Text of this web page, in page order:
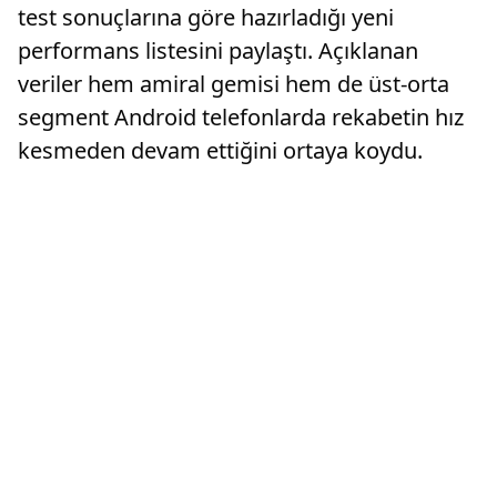
test sonuçlarına göre hazırladığı yeni
performans listesini paylaştı. Açıklanan
veriler hem amiral gemisi hem de üst-orta
segment Android telefonlarda rekabetin hız
kesmeden devam ettiğini ortaya koydu.